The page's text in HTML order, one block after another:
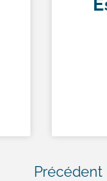
Précédent